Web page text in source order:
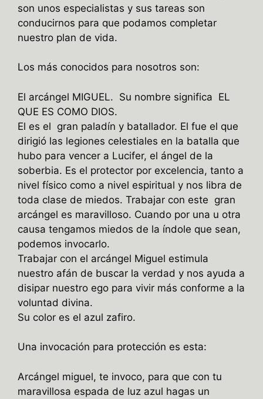
son unos especialistas y sus tareas son
conducirnos para que podamos completar
nuestro plan de vida.
Los más conocidos para nosotros son:
El arcángel MIGUEL. Su nombre significa EL
QUE ES COMO DIOS.
El es el gran paladín y batallador. El fue el que
dirigió las legiones celestiales en la batalla que
hubo para vencer a Lucifer, el ángel de la
soberbia. Es el protector por excelencia, tanto a
nivel físico como a nivel espiritual y nos libra de
toda clase de miedos. Trabajar con este gran
arcángel es maravilloso. Cuando por una u otra
causa tengamos miedos de la índole que sean,
podemos invocarlo.
Trabajar con el arcángel Miguel estimula
nuestro afán de buscar la verdad y nos ayuda a
disipar nuestro ego para vivir más conforme a la
voluntad divina.
Su color es el azul zafiro.
Una invocación para protección es esta:
Arcángel miguel, te invoco, para que con tu
maravillosa espada de luz azul hagas un